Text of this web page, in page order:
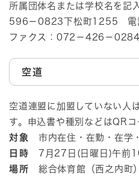
所属団体名または学校名を記
596－0823下松町1255
ファクス：072－426－0284
空道
空道連盟に加盟していない人
す。申込書や種別などはQRコ
対象
市内在住・在勤・在学
日時 7月27日(日曜日)午前
場所 総合体育館（西之内町）